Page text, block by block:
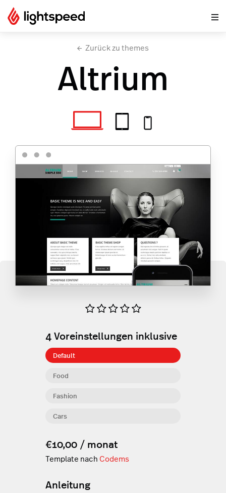
Zurück zu themes
Altrium
4Voreinstellungen inklusive
Food
Fashion
Default
Cars
€10,00 / monat
Template nach Codems
Anleitung